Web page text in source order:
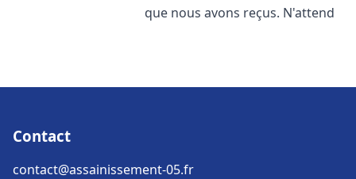
que nous avons reçus. N'attend
Contact
contact@assainissement-05.fr